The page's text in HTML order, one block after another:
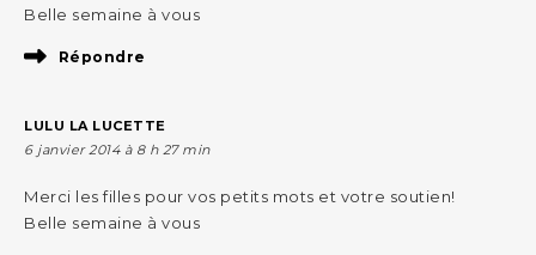
Belle semaine à vous
Répondre
LULU LA LUCETTE
6 janvier 2014 à 8 h 27 min
Merci les filles pour vos petits mots et votre soutien!
Belle semaine à vous